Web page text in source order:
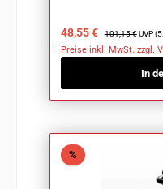
Verkaufspreis:
48,55 € Regulärer Preis:
101,15 € UVP
Preise inkl. MwSt. zzgl.
In
%Rabatt